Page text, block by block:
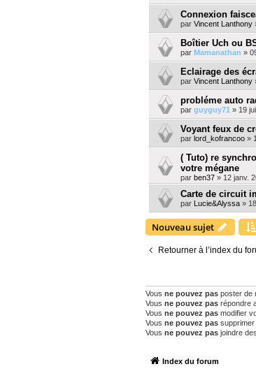
Connexion
par Vincent Lanthony
Boîtier Uch ou
par Mamanathan »
Eclairage des
par Vincent Lanthony
probléme auto
par guyguy71 » 19
Voyant feux de
par lord_kofrancoo»
( Tuto) re
votre mégane
par ben37» 12 janv.
Carte de circuit
par Lucie&Alyssa»
Nouveau sujet
Retourner à l’index du
Vous ne pouvez pasposter de
Vous ne pouvez pasrépondre
Vous ne pouvez pasmodifier
Vous ne pouvez passupprimer
Vous ne pouvez pasjoindre
Index du forum